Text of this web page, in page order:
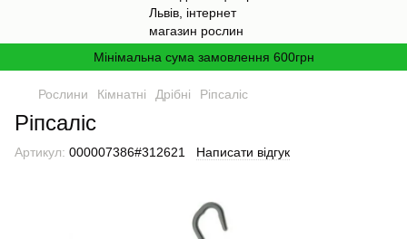
Мінімальна сума замовлення 600грн
Рослини Кімнатні Дрібні Ріпсаліс
Ріпсаліс
Артикул: 000007386#312621 Написати відгук